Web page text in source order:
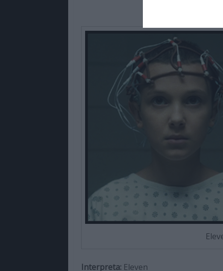
Interpreta: Eleven